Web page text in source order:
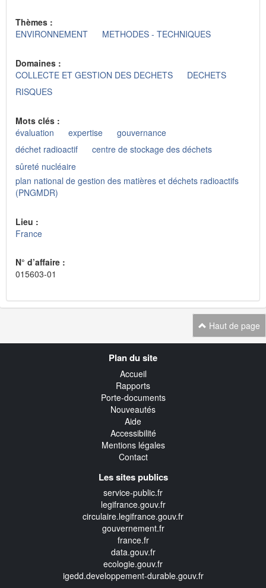
Thèmes :
ENVIRONNEMENT
METHODES - TECHNIQUES
Domaines :
COLLECTE ET GESTION DES DECHETS
DECHETS
RISQUES
Mots clés :
évaluation
expertise
gouvernance
déchet radioactif
centre de stockage des déchets
sûreté nucléaire
plan national de gestion des matières et déchets radioactifs
(PNGMDR)
Lieu :
France
N° d’affaire :
015603-01
Haut de page
Plan du site
Accueil
Rapports
Porte-documents
Nouveautés
Aide
Accessibilité
Mentions légales
Contact
Les sites publics
service-public.fr
legifrance.gouv.fr
circulaire.legifrance.gouv.fr
gouvernement.fr
france.fr
data.gouv.fr
ecologie.gouv.fr
igedd.developpement-durable.gouv.fr